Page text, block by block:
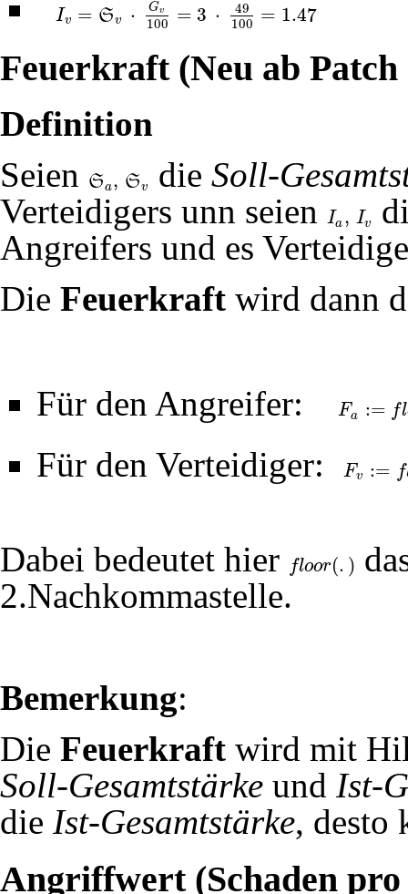
Iv = Sv ⋅ Gv
100 = 3 ⋅
49
100 = 1.47
=Sv Gv 100= 3⋅ 49100 =1.47
Feuerkraft (Neu ab Patch
Definition
Seien
Sa, Sv
Sa,Sv die Soll-
Verteidigers unn seien Ia , Iv
Ia, Iv
Angreifers und es
Die Feuerkraft wird dann
Für den Angreifer: Fa := fl
:=floo (Ia+ Sa
Für den Verteidiger: Fv := f
:=flo or(Iv +
Dabei bedeutet hier floor(. )
floor(.)
2.Nachkommastelle.
Bemerkung:
Die Feuerkraft wird mit
Soll-Gesamtstärke und Ist-
die Ist-Gesamtstärke, desto
Angriffwert (Schaden